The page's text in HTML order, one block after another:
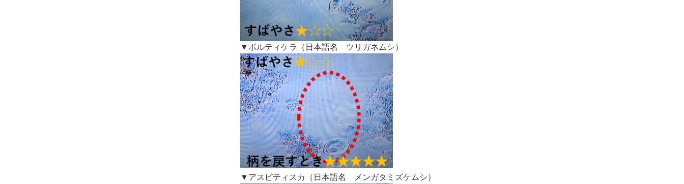
▼ボルティケラ​（日本語名 ツリガネムシ）
▼アスピティスカ（日本語名 メンガタミズケムシ）​